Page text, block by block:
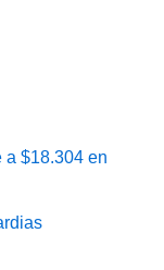
$18.304 en